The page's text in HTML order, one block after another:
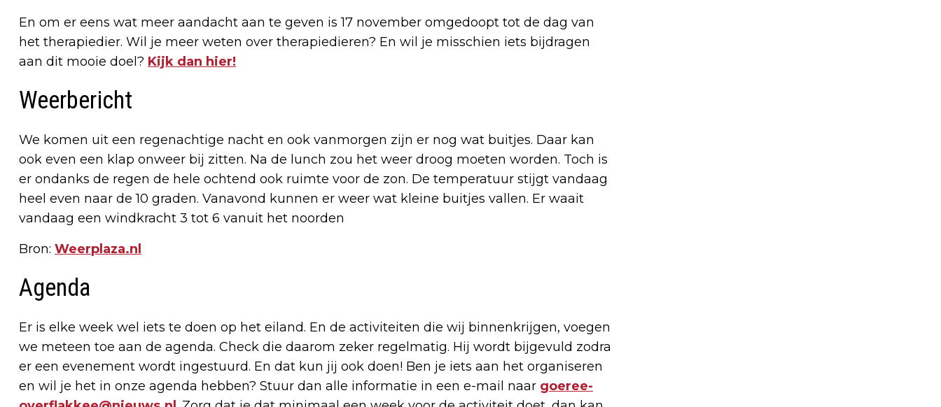
En om er eens wat meer aandacht aan te geven is 17 november omgedoopt tot de dag van
het therapiedier. Wil je meer weten over therapiedieren? En wil je misschien iets bijdragen
aan dit mooie doel? Kijk dan hier!
Weerbericht
We komen uit een regenachtige nacht en ook vanmorgen zijn er nog wat buitjes. Daar kan
ook even een klap onweer bij zitten. Na de lunch zou het weer droog moeten worden. Toch is
er ondanks de regen de hele ochtend ook ruimte voor de zon. De temperatuur stijgt vandaag
heel even naar de 10 graden. Vanavond kunnen er weer wat kleine buitjes vallen. Er waait
vandaag een windkracht 3 tot 6 vanuit het noorden
Bron: Weerplaza.nl
Agenda
Er is elke week wel iets te doen op het eiland. En de activiteiten die wij binnenkrijgen, voegen
we meteen toe aan de agenda. Check die daarom zeker regelmatig. Hij wordt bijgevuld zodra
er een evenement wordt ingestuurd. En dat kun jij ook doen! Ben je iets aan het organiseren
en wil je het in onze agenda hebben? Stuur dan alle informatie in een e-mail naar goeree-